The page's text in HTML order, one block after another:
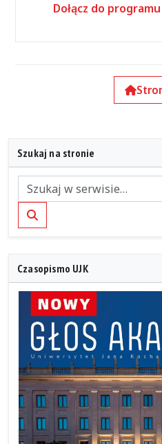
Dołącz do
Szukaj na stronie
Szukaj
Czasopismo UJK